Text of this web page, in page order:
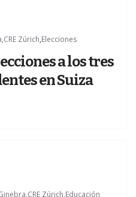
,CRE Zúrich,Elecciones
a los tres
en Suiza
,CRE Zúrich,Educación